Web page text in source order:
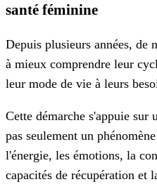
santé féminine
Depuis plusieurs années, de
à mieux comprendre leur
leur mode de vie à leurs
Cette démarche s'appuie sur
pas seulement un
l'énergie, les émotions, la
capacités de récupération et